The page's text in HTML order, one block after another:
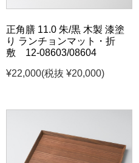
正角膳 11.0 朱/黒 木製 漆塗
り ランチョンマット・折
敷 12-08603/08604
¥22,000(税抜 ¥20,000)